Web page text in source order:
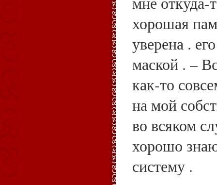
хорошая
уверена .
маской . –
как‑то
на мой
во всяком
хорошо
систему .